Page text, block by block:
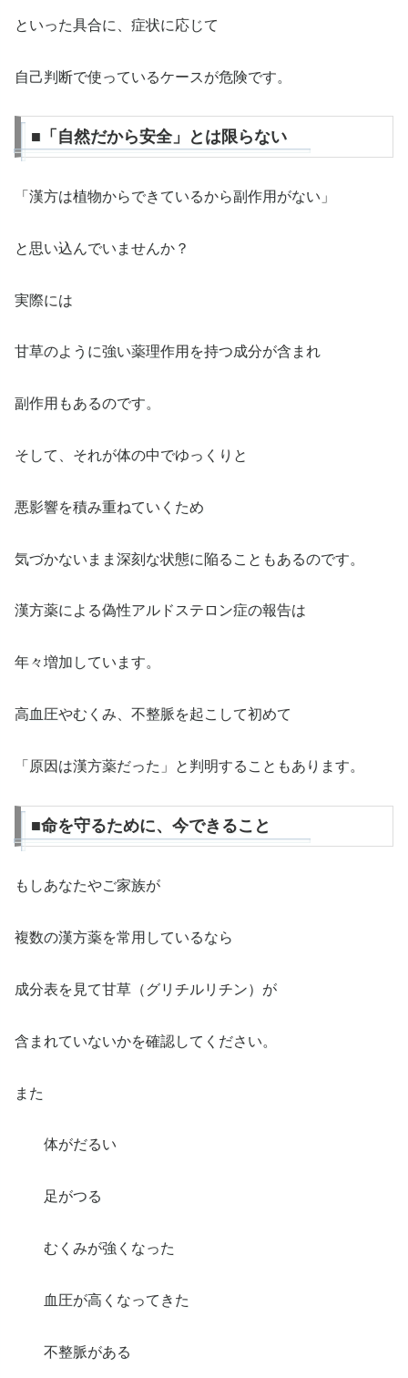
といった具合に、症状に応じて
自己判断で使っているケースが危険です。
■「自然だから安全」とは限らない
「漢方は植物からできているから副作用がない」
と思い込んでいませんか？
実際には
甘草のように強い薬理作用を持つ成分が含まれ
副作用もあるのです。
そして、それが体の中でゆっくりと
悪影響を積み重ねていくため
気づかないまま深刻な状態に陥ることもあるのです。
漢方薬による偽性アルドステロン症の報告は
年々増加しています。
高血圧やむくみ、不整脈を起こして初めて
「原因は漢方薬だった」と判明することもあります。
■命を守るために、今できること
もしあなたやご家族が
複数の漢方薬を常用しているなら
成分表を見て甘草（グリチルリチン）が
含まれていないかを確認してください。
また
体がだるい
足がつる
むくみが強くなった
血圧が高くなってきた
不整脈がある